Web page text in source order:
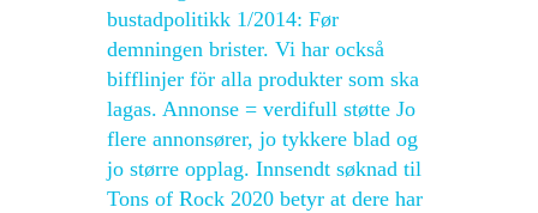
bustadpolitikk 1/2014: Før
demningen brister. Vi har också
bifflinjer för alla produkter som ska
lagas. Annonse = verdifull støtte Jo
flere annonsører, jo tykkere blad og
jo større opplag. Innsendt søknad til
Tons of Rock 2020 betyr at dere har